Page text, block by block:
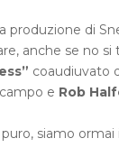
produzione di
anche se no
coaudiuvato
e Rob
siamo